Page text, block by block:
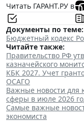
Читать ГАРАНТ.РУ в
Документы по теме:
Бюджетный кодекс
Читайте также:
Правительство РФ
казначейского
КБК 2027. Учет
ОСАГО
Важные новости для
сферы в июле 2026
Самые важные
экономиста